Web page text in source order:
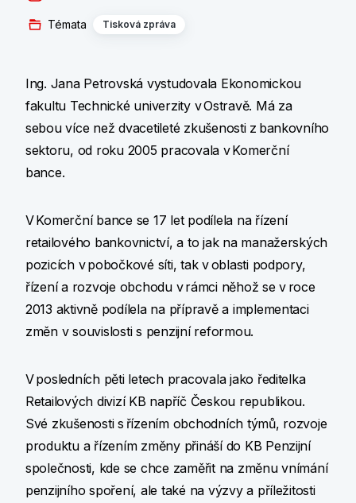
Témata Tisková zpráva
Ing. Jana Petrovská vystudovala Ekonomickou
fakultu Technické univerzity v Ostravě. Má za
sebou více než dvacetileté zkušenosti z bankovního
sektoru, od roku 2005 pracovala v Komerční
bance.
V Komerční bance se 17 let podílela na řízení
retailového bankovnictví, a to jak na manažerských
pozicích v pobočkové síti, tak v oblasti podpory,
řízení a rozvoje obchodu v rámci něhož se v roce
2013 aktivně podílela na přípravě a implementaci
změn v souvislosti s penzijní reformou.
V posledních pěti letech pracovala jako ředitelka
Retailových divizí KB napříč Českou republikou.
Své zkušenosti s řízením obchodních týmů, rozvoje
produktu a řízením změny přináší do KB Penzijní
společnosti, kde se chce zaměřit na změnu vnímání
penzijního spoření, ale také na výzvy a příležitosti